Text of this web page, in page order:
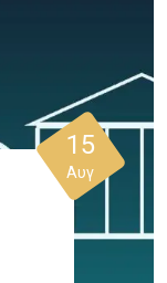
15
Αυγ